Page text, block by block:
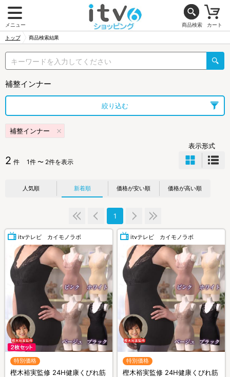
メニュー 商品検索 カート
トップ 商品検索結果
補整インナー
絞り込む
補整インナー
2 件 1件 〜 2件を表示
表示形式
人気順 新着順 価格が安い順 価格が高い順
1
itvテレビ カイモノラボ
特別価格
樫木裕実監修 24H健康くびれ筋
itvテレビ カイモノラボ
特別価格
樫木裕実監修 24H健康くびれ筋